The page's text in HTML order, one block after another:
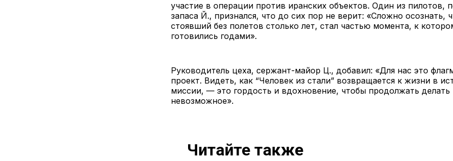
участие в операции против иранских объектов. Один из пилотов,
запаса Й., признался, что до сих пор не верит: «Сложно осознать,
стоявший без полетов столько лет, стал частью момента, к
готовились годами».
Руководитель цеха, сержант-майор Ц., добавил: «Для нас это
проект. Видеть, как “Человек из стали” возвращается к жизни в
миссии, — это гордость и вдохновение, чтобы продолжать делать
невозможное».
Читайте также